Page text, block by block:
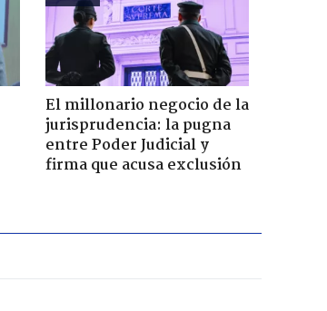
El millonario negocio de la
jurisprudencia: la pugna
entre Poder Judicial y
firma que acusa exclusión